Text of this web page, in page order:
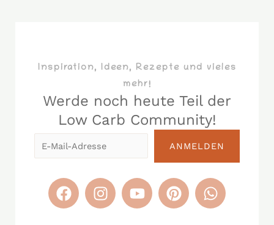
Inspiration, Ideen, Rezepte und vieles
mehr!
Werde noch heute Teil der
Low Carb Community!​
E-
ANMELDEN
F
a
I
n
Y
o
P
i
W
h